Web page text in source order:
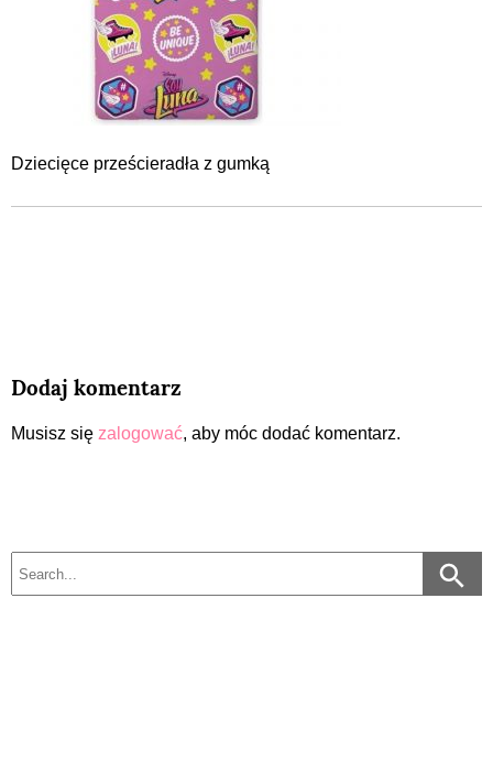
Dziecięce prześcieradła z gumką
Dodaj komentarz
Musisz się zalogować, aby móc dodać komentarz.